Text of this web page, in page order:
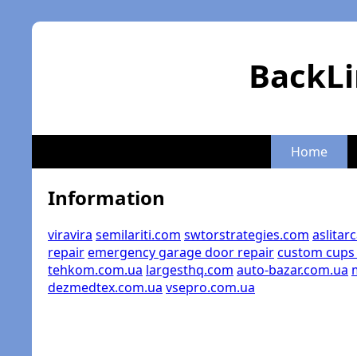
Home
Information
viravira semilariti.com swtorstrategies.com
repairemergency garage door repaircustom
tehkom.com.ua largesthq.com auto-bazar.com.ua
dezmedtex.com.ua vsepro.com.ua